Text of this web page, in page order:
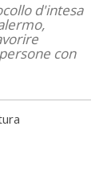
d'intesa
con